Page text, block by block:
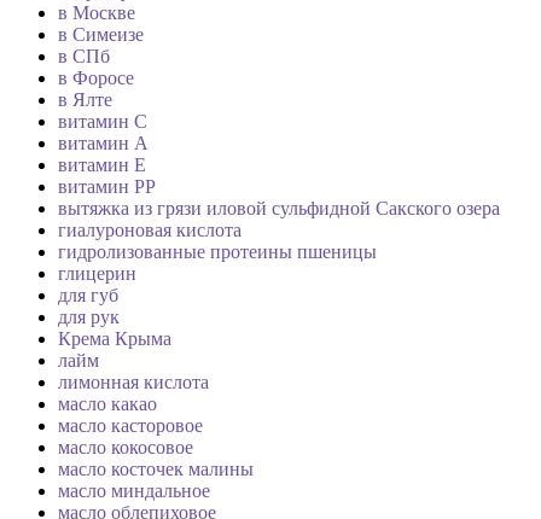
в Москве
в Симеизе
в СПб
в Форосе
в Ялте
витамин C
витамин А
витамин Е
витамин РР
вытяжка из грязи иловой сульфидной Сакского озера
гиалуроновая кислота
гидролизованные протеины пшеницы
глицерин
для губ
для рук
Крема Крыма
лайм
лимонная кислота
масло какао
масло касторовое
масло кокосовое
масло косточек малины
масло миндальное
масло облепиховое